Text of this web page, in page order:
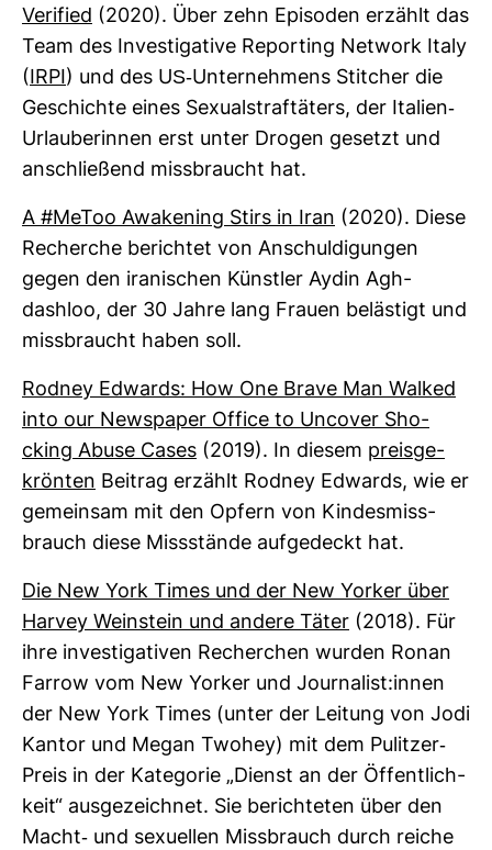
Veri­fied (2020). Über zehn Epi­soden erzählt das
Team des Inves­ti­ga­tive Repor­ting Net­work Italy
(IRPI) und des US-​Unter­neh­mens Stit­cher die
Geschichte eines Sexu­al­straf­tä­ters, der Ita­lien-​
Urlau­be­rinnen erst unter Drogen gesetzt und
anschlie­ßend miss­braucht hat.
A #MeToo Awa­ke­ning Stirs in Iran (2020). Diese
Recherche berichtet von Anschul­di­gungen
gegen den ira­ni­schen Künstler Aydin Agh­
dashloo, der 30 Jahre lang Frauen beläs­tigt und
miss­braucht haben soll.
Rodney Edwards: How One Brave Man Walked
into our News­paper Office to Uncover Sho­
cking Abuse Cases (2019). In diesem preis­ge­
krönten Bei­trag erzählt Rodney Edwards, wie er
gemeinsam mit den Opfern von Kin­des­miss­
brauch diese Miss­stände auf­ge­deckt hat.
Die New York Times und der New Yorker über
Harvey Wein­stein und andere Täter (2018). Für
ihre inves­ti­ga­tiven Recher­chen wurden Ronan
Farrow vom New Yorker und Jour­na­list:innen
der New York Times (unter der Lei­tung von Jodi
Kantor und Megan Twohey) mit dem Pulitzer-​
Preis in der Kate­gorie „Dienst an der Öffent­lich­
keit“ aus­ge­zeichnet. Sie berich­teten über den
Macht-​ und sexu­ellen Miss­brauch durch reiche